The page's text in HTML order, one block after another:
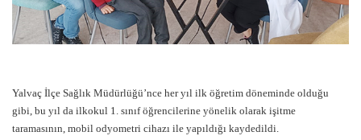
Yalvaç İlçe Sağlık Müdürlüğü’nce her yıl ilk öğretim döneminde olduğu
gibi, bu yıl da ilkokul 1. sınıf öğrencilerine yönelik olarak işitme
taramasının, mobil odyometri cihazı ile yapıldığı kaydedildi.